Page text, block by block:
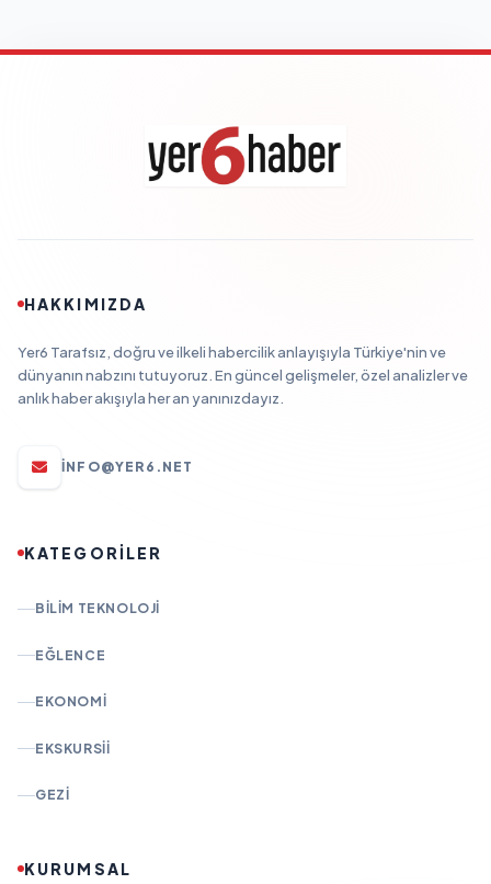
HAKKIMIZDA
Yer6 Tarafsız, doğru ve ilkeli habercilik anlayışıyla Türkiye'nin ve
dünyanın nabzını tutuyoruz. En güncel gelişmeler, özel analizler ve
anlık haber akışıyla her an yanınızdayız.
INFO@YER6.NET
KATEGORİLER
BILIM TEKNOLOJI
EĞLENCE
EKONOMI
EKSKURSII
GEZI
KURUMSAL